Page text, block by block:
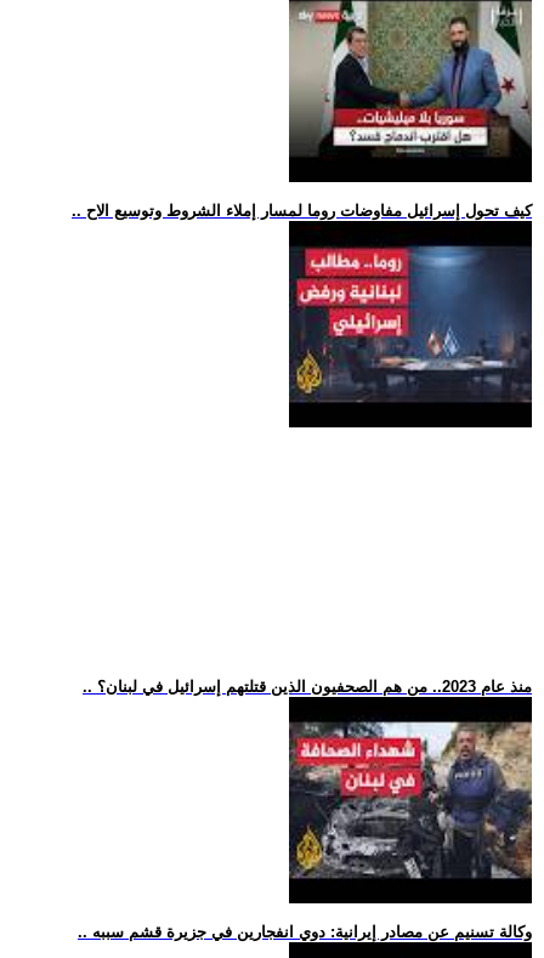
.. كيف تحول إسرائيل مفاوضات روما لمسار إملاء الشروط وتوسيع الاح
.. منذ عام 2023.. من هم الصحفيون الذين قتلتهم إسرائيل في لبنان؟
.. وكالة تسنيم عن مصادر إيرانية: دوي انفجارين في جزيرة قشم سببه